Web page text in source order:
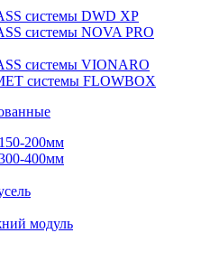
системы DWD XP
системы NOVA PRO
системы VIONARO
системы FLOWBOX
200мм
400мм
модуль